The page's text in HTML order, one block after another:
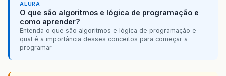
ALURA
O que são algoritmos e lógica de programação e
como aprender?
Entenda o que são algoritmos e lógica de programação e
qual é a importância desses conceitos para começar a
programar